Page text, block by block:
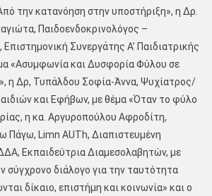
την κατανόηση στην υποστήριξη», η Δρ.
Παιδοενδοκρινολόγος –
Συνεργάτης Α’ Παιδιατρικής
«Ασυμφωνία και Δυσφορία Φύλου σε
η Δρ, Τυπάλδου Σοφία-Άννα, Ψυχίατρος/
και Εφήβων, με θέμα «Όταν το φύλο
η κα. Αργυροπούλου Αφροδίτη,
Πάγω, Limn AUTh, Διαπιστευμένη
Εκπαιδεύτρια Διαμεσολαβητών, με
σύγχρονο διάλογο για την ταυτότητα
δίκαιο, επιστήμη και κοινωνία» και ο